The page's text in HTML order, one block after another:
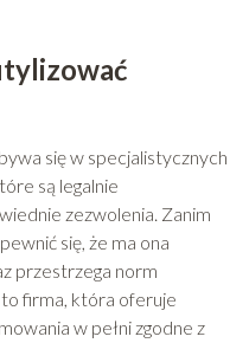
się w specjalistycznych
są legalnie
zezwolenia. Zanim
się, że ma ona
przestrzega norm
firma, która oferuje
w pełni zgodne z